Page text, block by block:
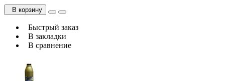
В корзину
Быстрый заказ
В закладки
В сравнение